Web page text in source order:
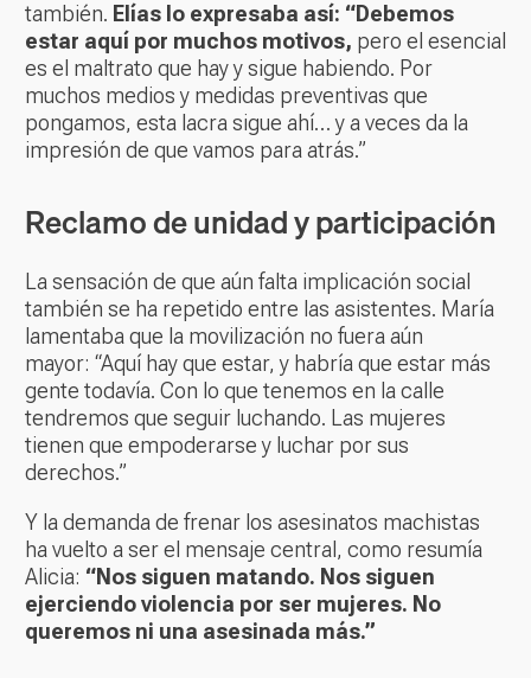
también. Elías lo expresaba así: “Debemos
estar aquí por muchos motivos, pero el esencial
es el maltrato que hay y sigue habiendo. Por
muchos medios y medidas preventivas que
pongamos, esta lacra sigue ahí… y a veces da la
impresión de que vamos para atrás.”
Reclamo de unidad y participación
La sensación de que aún falta implicación social
también se ha repetido entre las asistentes. María
lamentaba que la movilización no fuera aún
mayor: “Aquí hay que estar, y habría que estar más
gente todavía. Con lo que tenemos en la calle
tendremos que seguir luchando. Las mujeres
tienen que empoderarse y luchar por sus
derechos.”
Y la demanda de frenar los asesinatos machistas
ha vuelto a ser el mensaje central, como resumía
Alicia: “Nos siguen matando. Nos siguen
ejerciendo violencia por ser mujeres. No
queremos ni una asesinada más.”